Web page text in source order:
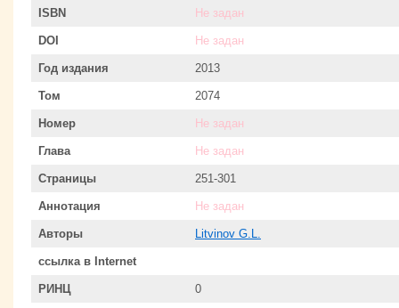
ISBN Не задан
DOI Не задан
Год издания 2013
Том 2074
Номер Не задан
Глава Не задан
Страницы 251-301
Аннотация Не задан
Авторы Litvinov G.L.
ссылка в Internet
РИНЦ 0